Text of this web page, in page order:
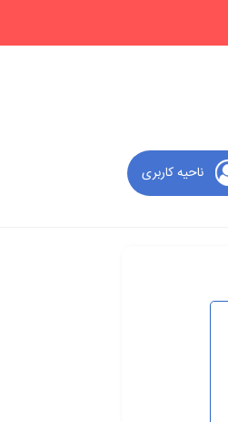
ناحیه کاربری